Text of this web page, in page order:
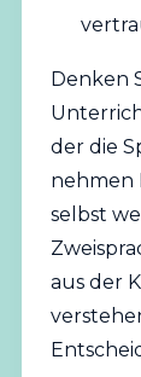
Denken
der die
nehmen
selbst
aus der